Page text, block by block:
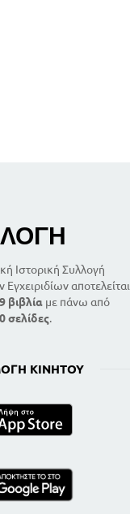
Ιστορική Συλλογή
Εγχειριδίων αποτελείται
βιβλία με πάνω από
σελίδες.
ΚΙΝΗΤΟΎ